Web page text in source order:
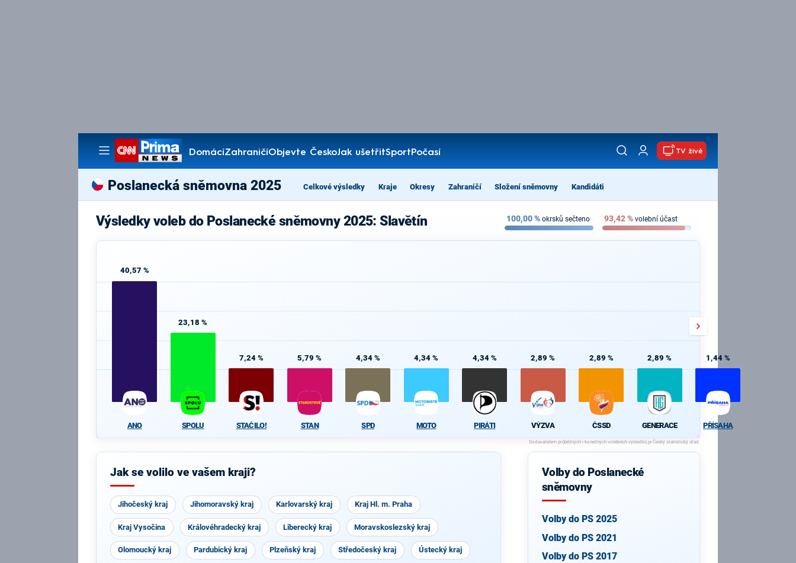
DomácíZahraničíObjevte ČeskoJak ušetřitSportPočasí
Pořady
TV živě
Poslanecká sněmovna 2025 Celkové výsledky Kraje Okresy Zahraničí Složení sněmovny Kandidáti
Výsledky voleb do Poslanecké sněmovny 2025: Slavětín 100,00% okrsků sečteno 93,42% volební účast
40,57 %
ANO
23,18 %
SPOLU
7,24 %
STAČILO!
5,79 %
STAN
4,34 %
SPD
4,34 %
MOTO
4,34 %
PIRÁTI
2,89 %
VÝZVA
2,89 %
ČSSD
2,89 %
GENERACE
1,44 %
PŘÍSAHA
Jak se volilo ve vašem kraji?
Jihočeský kraj Jihomoravský kraj Karlovarský kraj Kraj Hl. m. Praha
Kraj Vysočina Královéhradecký kraj Liberecký kraj Moravskoslezský kraj
Olomoucký kraj Pardubický kraj Plzeňský kraj Středočeský kraj Ústecký kraj
Volby do Poslanecké
sněmovny
Volby do PS 2025
Volby do PS 2021
Volby do PS 2017